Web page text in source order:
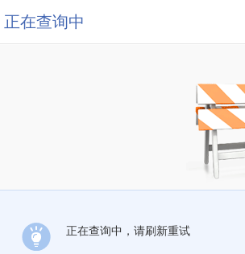
正在查询中
正在查询中，请刷新重试